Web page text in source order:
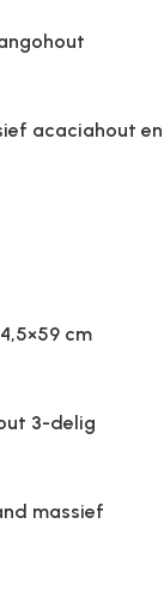
acaciahout en
cm
3-delig
massief